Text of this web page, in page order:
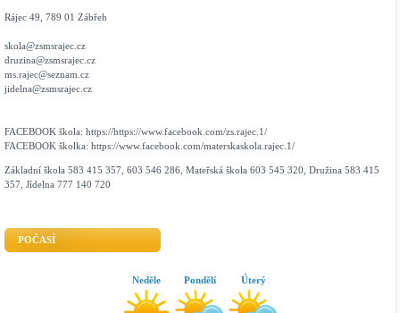
Rájec 49, 789 01 Zábřeh
skola@zsmsrajec.cz
druzina@zsmsrajec.cz
ms.rajec@seznam.cz
jidelna@zsmsrajec.cz
FACEBOOK škola: https://https://www.facebook.com/zs.rajec.1/
FACEBOOK školka: https://www.facebook.com/materskaskola.rajec.1/
Základní škola 583 415 357, 603 546 286, Mateřská škola 603 545 320, Družina 583 415
357, Jídelna 777 140 720
POČASÍ
Neděle Pondělí Úterý